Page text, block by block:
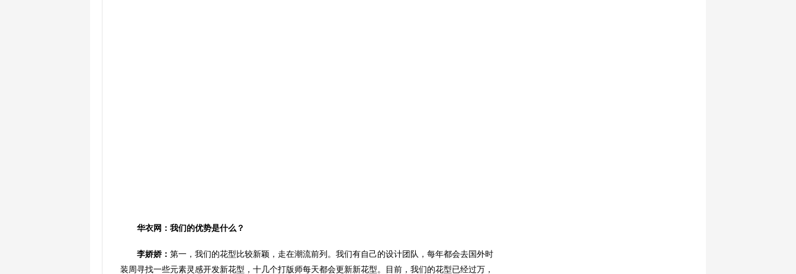
华衣网：我们的优势是什么？
李娇娇： 第一，我们的花型比较新颖，走在潮流前列。我们有自己的设计团队，每年都会去国外时
装周寻找一些元素灵感开发新花型，十几个打版师每天都会更新新花型。目前，我们的花型已经过万，